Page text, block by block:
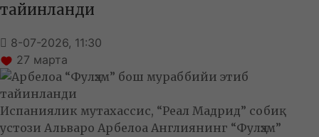
тайинланди
8-07-2026, 11:30
27 марта
Испаниялик мутахассис, “Реал Мадрид” собиқ
устози Альваро Арбелоа Англиянинг “Фулҳэм”